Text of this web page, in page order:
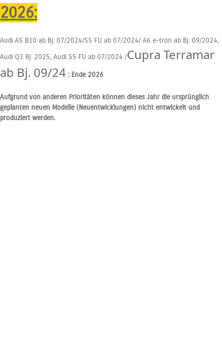
2026:
Audi A5 B10 ab Bj. 07/2024/S5 FU ab 07/2024/ A6 e-tron ab Bj. 09/2024,
Audi Q3 Bj. 2025, Audi S5 FU ab 07/2024 /Cupra Terramar
ab Bj. 09/24 : Ende 2026
Aufgrund von anderen Prioritäten können dieses Jahr die ursprünglich
geplanten neuen Modelle (Neuentwicklungen) nicht entwickelt und
produziert werden.